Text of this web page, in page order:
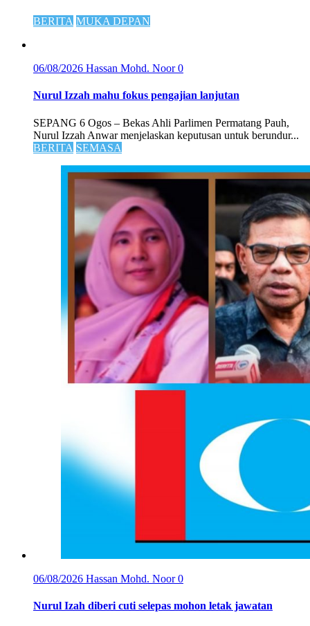
BERITA MUKA DEPAN
06/08/2026 Hassan Mohd. Noor0
Nurul Izzah mahu fokus pengajian lanjutan
SEPANG 6 Ogos – Bekas Ahli Parlimen Permatang Pauh,
Nurul Izzah Anwar menjelaskan keputusan untuk berundur...
BERITA SEMASA
06/08/2026 Hassan Mohd. Noor0
Nurul Izah diberi cuti selepas mohon letak jawatan